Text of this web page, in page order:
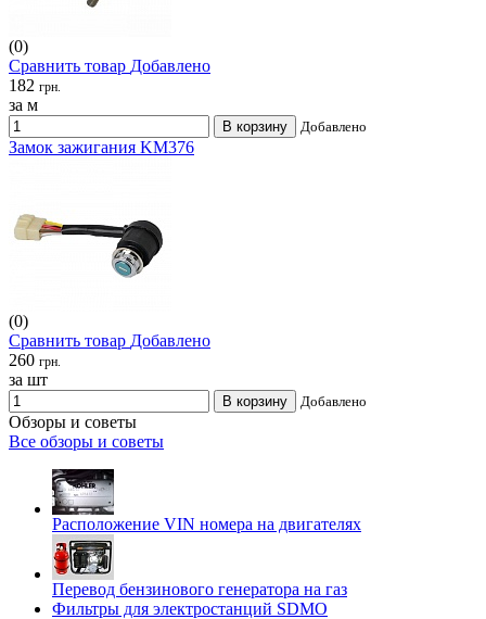
(0)
Сравнить товар Добавлено
182 грн.
за м
В корзину Добавлено
Замок зажигания KM376
(0)
Сравнить товар Добавлено
260 грн.
за шт
В корзину Добавлено
Обзоры и советы
Все обзоры и советы
Расположение VIN номера на двигателях
Перевод бензинового генератора на газ
Фильтры для электростанций SDMO